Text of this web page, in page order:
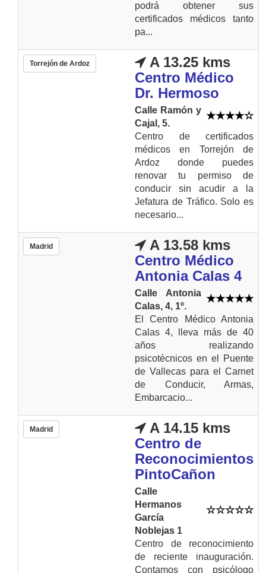
podrá obtener sus
certificados médicos tanto
pa...
Torrejón de Ardoz
A 13.25 kms
Centro Médico
Dr. Hermoso
Calle Ramón y
Cajal, 5.
Centro de certificados
médicos en Torrejón de
Ardoz donde puedes
renovar tu permiso de
conducir sin acudir a la
Jefatura de Tráfico. Solo es
necesario...
Madrid
A 13.58 kms
Centro Médico
Antonia Calas 4
Calle Antonia
Calas, 4, 1º.
El Centro Médico Antonia
Calas 4, lleva más de 40
años realizando
psicotécnicos en el Puente
de Vallecas para el Carnet
de Conducir, Armas,
Embarcacio...
Madrid
A 14.15 kms
Centro de
Reconocimientos
PintoCañon
Calle
Hermanos
García
Noblejas 1
Centro de reconocimiento
de reciente inauguración.
Contamos con psicólogo